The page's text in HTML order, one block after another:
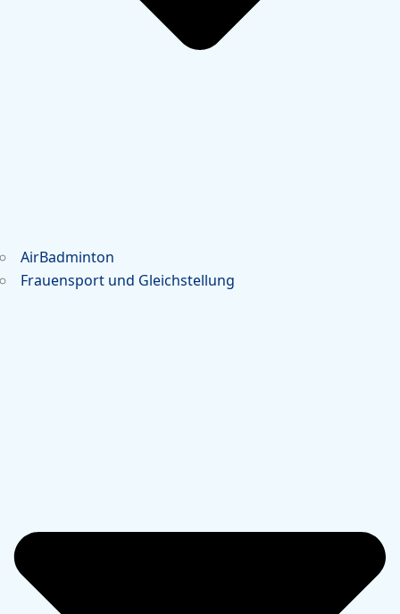
AirBadminton
Frauensport und Gleichstellung